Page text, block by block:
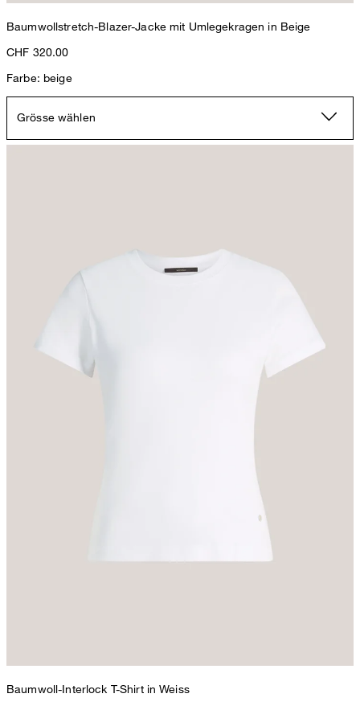
Baumwollstretch-Blazer-Jacke mit Umlegekragen in Beige
CHF 320.00
Farbe: beige
Grösse wählen
Baumwoll-Interlock T-Shirt in Weiss